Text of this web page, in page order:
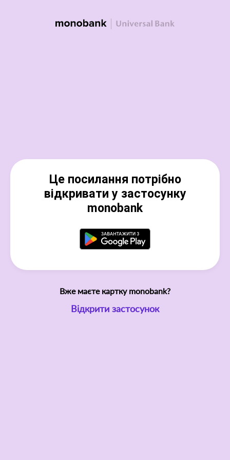
Це посилання потрібно
відкривати у застосунку
monobank
Вже маєте картку monobank?
Відкрити застосунок